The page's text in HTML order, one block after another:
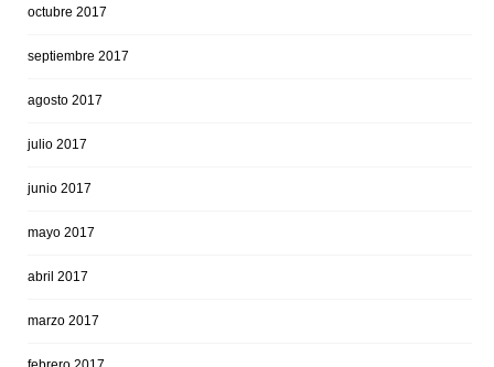
octubre 2017
septiembre 2017
agosto 2017
julio 2017
junio 2017
mayo 2017
abril 2017
marzo 2017